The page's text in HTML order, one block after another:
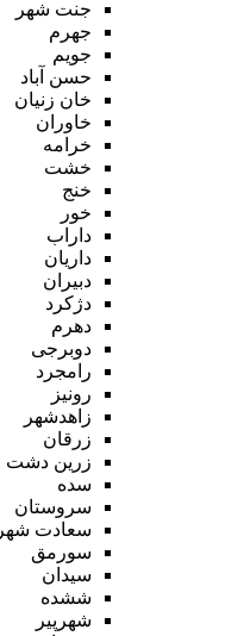
جنت شهر
جهرم
جویم
حسن آباد
خان زنیان
خاوران
خرامه
خشت
خنج
خور
داراب
داریان
دبیران
دژکرد
دهرم
دوبرجی
رامجرد
رونیز
زاهدشهر
زرقان
زرین دشت
سده
سروستان
سعادت شهر
سورمق
سیدان
ششده
شهرپیر